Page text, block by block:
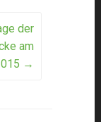
der
am
→